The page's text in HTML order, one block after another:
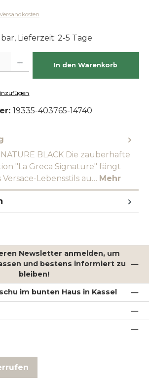
Lieferzeit: 2-5 Tage
In den Warenkorb
19335-403765-14740
BLACK Die zauberhafte
"La Greca Signature" fängt
Versace-Lebensstils au… Mehr
Newsletter anmelden, um
und bestens informiert zu
bleiben!
im bunten Haus in Kassel